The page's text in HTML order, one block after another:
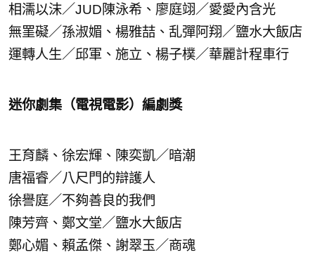
相濡以沫／JUD陳泳希、廖庭翊／愛愛內含光
無罣礙／孫淑媚、楊雅喆、乱彈阿翔／鹽水大飯店
運轉人生／邱軍、施立、楊子樸／華麗計程車行
迷你劇集（電視電影）編劇獎
王育麟、徐宏輝、陳奕凱／暗潮
唐福睿／八尺門的辯護人
徐譽庭／不夠善良的我們
陳芳齊、鄭文堂／鹽水大飯店
鄭心媚、賴孟傑、謝翠玉／商魂